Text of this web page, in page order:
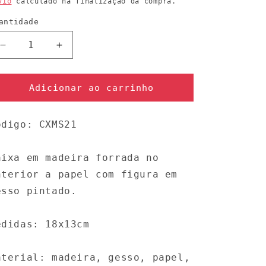
Diminuir
a
quantidade
Caixa
Nossa
Aumentar
a
quantidade
de
Caixa
Nossa
Adicionar ao carrinho
CXMS21
em madeira forrada no
a papel com figura em
pintado.
18x13cm
madeira, gesso, papel,